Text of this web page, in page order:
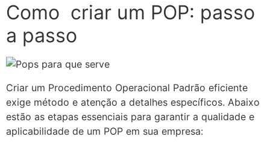
Como criar um POP: passo
a passo
Criar um Procedimento Operacional Padrão eficiente
exige método e atenção a detalhes específicos. Abaixo
estão as etapas essenciais para garantir a qualidade e
aplicabilidade de um POP em sua empresa: